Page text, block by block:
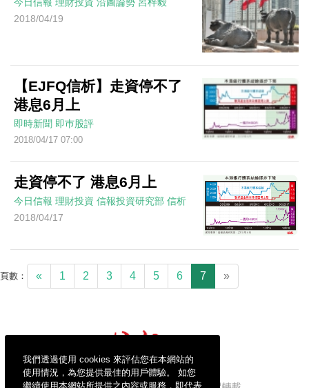
我們透過使用 cookies 來評估您在本網站的
使用情況，為您提供最佳的用戶體驗。 如您
繼續使用本網站所提供之內容或服務，即代表
2018/04/19
【EJFQ信析】走資停不了
港息6月上
即時新聞 即巿股評
2018/04/17 07:00
走資停不了 港息6月上
今日信報 理財投資 信報投資研究部 信析
2018/04/17
頁數： « 1 2 3 4 5 6 7 »